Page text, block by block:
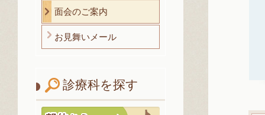
面会のご案内
お見舞いメール
診療科を探す